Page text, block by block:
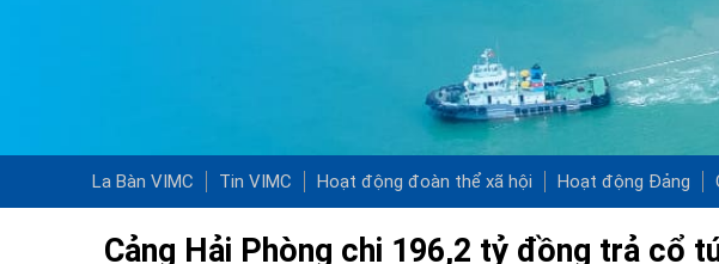
La Bàn VIMC Tin VIMC Hoạt động đoàn thể xã hội Hoạt động Đảng
Cảng Hải Phòng chi 196,2 tỷ đồng trả cổ